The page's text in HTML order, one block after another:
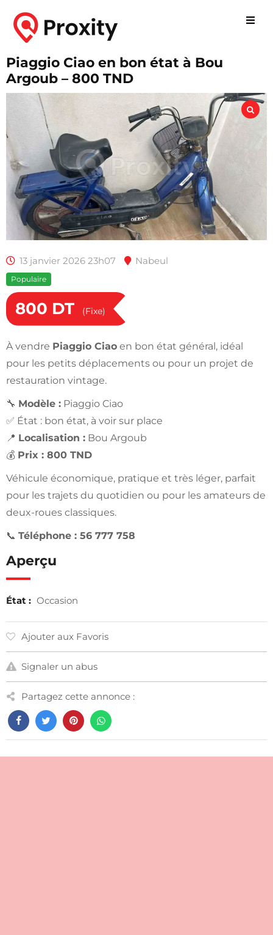
Piaggio Ciao en bon état à Bou
Argoub – 800 TND
13 janvier 2026 23h07 Nabeul
Populaire
800 DT (Fixe)
À vendre Piaggio Ciao en bon état général, idéal
pour les petits déplacements ou pour un projet de
restauration vintage.
🔧 Modèle : Piaggio Ciao
✅ État : bon état, à voir sur place
📍 Localisation : Bou Argoub
💰 Prix : 800 TND
Véhicule économique, pratique et très léger, parfait
pour les trajets du quotidien ou pour les amateurs de
deux-roues classiques.
📞 Téléphone : 56 777 758
Aperçu
État : Occasion
Ajouter aux Favoris
Signaler un abus
Partagez cette annonce :